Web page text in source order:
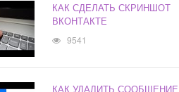
КАК СДЕЛАТЬ СКРИНШОТ
ВКОНТАКТЕ
9541
КАК УДАЛИТЬ